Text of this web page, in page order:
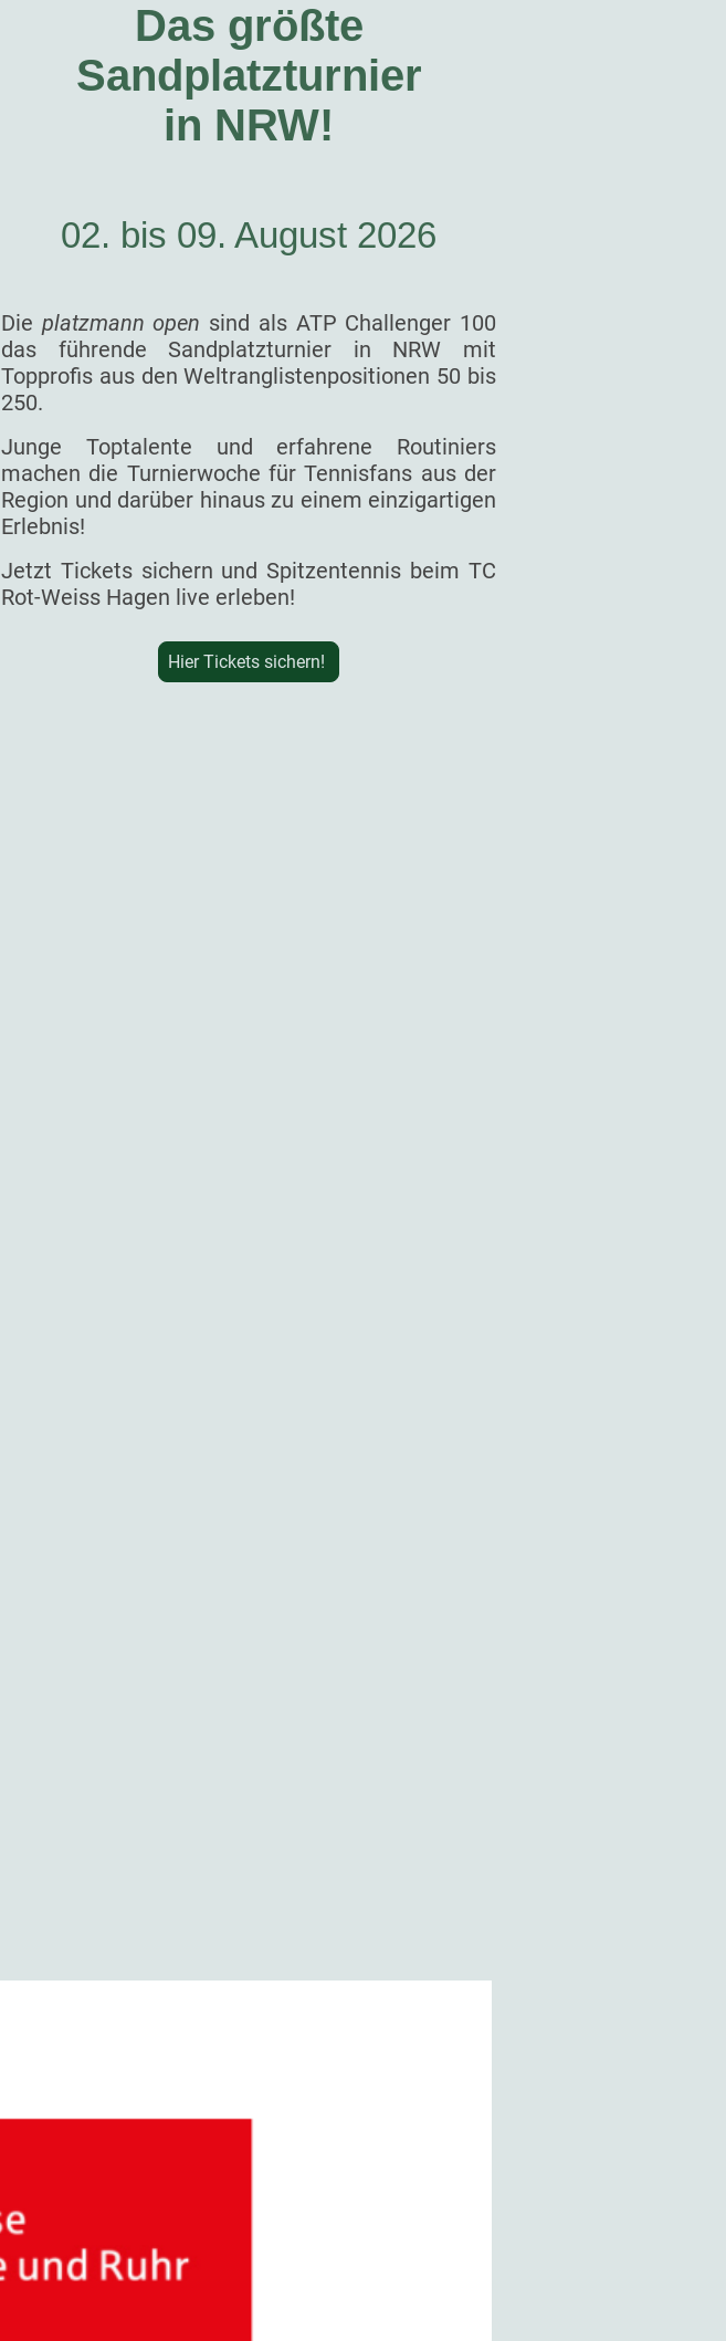
Das größte
Sandplatzturnier
in NRW!
02. bis 09. August 2026
Die platzmann open sind als ATP Challenger 100
das führende Sandplatzturnier in NRW mit
Topprofis aus den Weltranglistenpositionen 50 bis
250.
Junge Toptalente und erfahrene Routiniers
machen die Turnierwoche für Tennisfans aus der
Region und darüber hinaus zu einem einzigartigen
Erlebnis!
Jetzt Tickets sichern und Spitzentennis beim TC
Rot-Weiss Hagen live erleben!
Hier Tickets sichern!